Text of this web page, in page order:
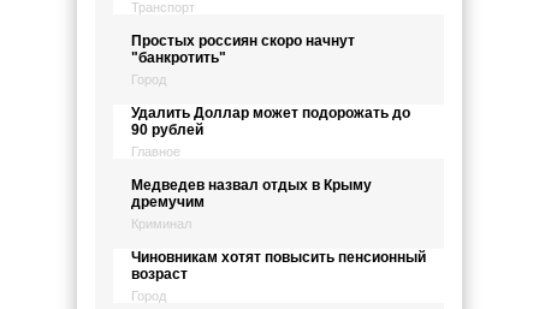
Транспорт
Простых россиян скоро начнут
"банкротить"
Город
Удалить Доллар может подорожать до
90 рублей
Главное
Медведев назвал отдых в Крыму
дремучим
Криминал
Чиновникам хотят повысить пенсионный
возраст
Город